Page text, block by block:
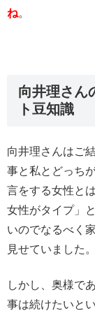
ね。
向井理さん
ト豆知識
向井理さんはご
事と私とどっち
言をする女性と
女性がタイプ」
いのでなるべく
見せていました。
しかし、奥様で
事は続けたいと